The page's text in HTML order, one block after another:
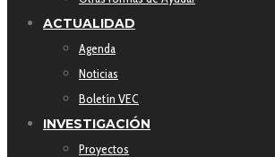
ACTUALIDAD
Agenda
Noticias
Boletín VEC
INVESTIGACIÓN
Proyectos